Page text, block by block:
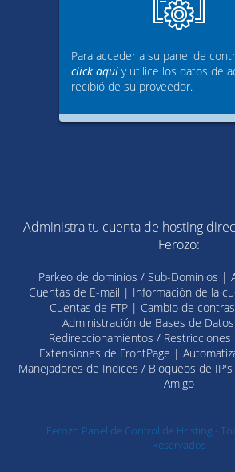
Para acceder a su panel de
click aquíy utilice los datos de
recibió de su proveedor.
Administra tu cuenta de hosting
Ferozo:
Parkeo de dominios / Sub-Dominios |
Cuentas de E-mail | Información de la
Cuentas de FTP | Cambio de
Administración de Bases de
Redireccionamientos /
Extensiones de FrontPage |
Manejadores de Indices / Bloqueos de
Amigo
Ferozo Panel de Control de Hosting -
Reservados